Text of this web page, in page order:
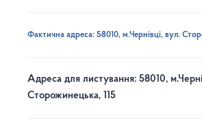
Фактична адреса: 58010, м.Чернівці, вул.
Адреса для листування: 58010,
Сторожинецька, 115